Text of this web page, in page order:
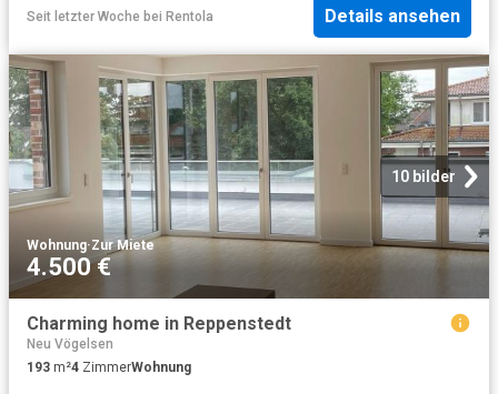
Seit letzter Woche bei Rentola Details ansehen
10 bilder
Wohnung·Zur Miete
4.500 €
Charming home in Reppenstedt
Neu Vögelsen
193 m²4 ZimmerWohnung